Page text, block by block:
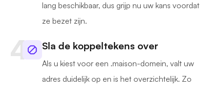
lang beschikbaar, dus grijp nu uw kans voordat
ze bezet zijn.
Sla de koppeltekens over
Als u kiest voor een .maison-domein, valt uw
adres duidelijk op en is het overzichtelijk. Zo